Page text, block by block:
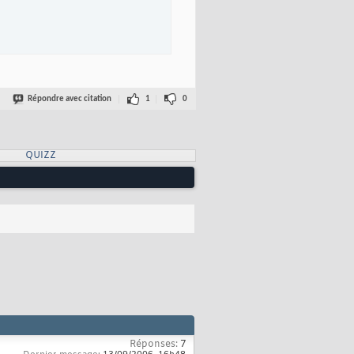
Répondre avec citation 1 0
QUIZZ
Réponses: 7